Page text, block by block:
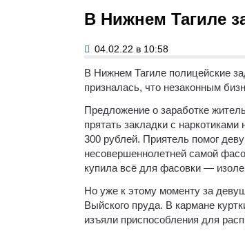
В Нижнем Тагиле
04.02.22 в 10:58
В Нижнем Тагиле полицейские
призналась, что незаконным
Предложение о заработке
прятать закладки с
300 рублей. Приятель помог
несовершеннолетней самой
купила всё для фасовки —
Но уже к этому моменту за
Выйского пруда. В кармане
изъяли приспособления для